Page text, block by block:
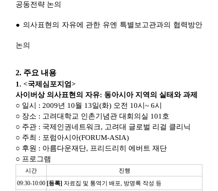
공동전략 논의
● 의사표현의 자유에 관한 유엔 특별보고관과의 협력방안
논의
2. 주요 내용
1. <국제심포지엄>
사이버상 의사표현의 자유: 동아시아 지역의 실태와 과제
○ 일시 : 2009년 10월 13일(화) 오전 10시~ 6시
○ 장소 : 고려대학교 인촌기념관 대회의실 101호
○ 주관 : 국제인권네트워크, 고려대 글로벌 리걸 클리닉
○ 주최 : 포럼아시아(FORUM-ASIA)
○ 후원 : 아름다운재단, 프리드리히 에버트 재단
○ 프로그램
시간
진행
09:30-10:00 [등록] 자료집 및 통역기 배포, 방명록 작성 등